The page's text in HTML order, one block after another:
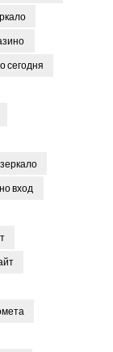
сегодня
вход